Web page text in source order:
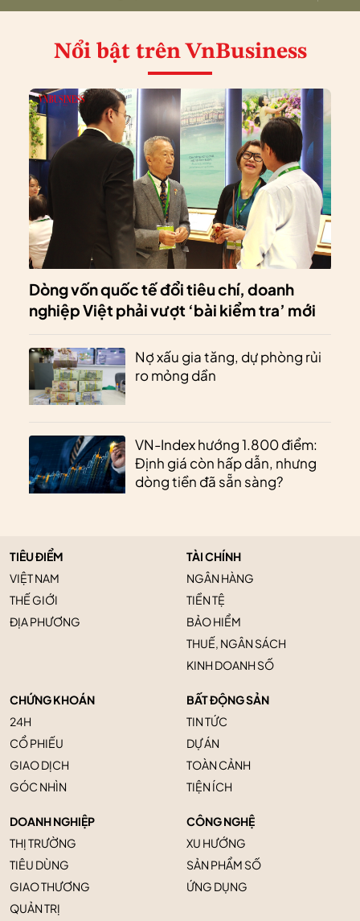
Nổi bật trên VnBusiness
Dòng vốn quốc tế đổi tiêu chí, doanh
nghiệp Việt phải vượt ‘bài kiểm tra’ mới
Nợ xấu gia tăng, dự phòng rủi
ro mỏng dần
VN-Index hướng 1.800 điểm:
Định giá còn hấp dẫn, nhưng
dòng tiền đã sẵn sàng?
TIÊU ĐIỂM
VIỆT NAM
THẾ GIỚI
ĐỊA PHƯƠNG
TÀI CHÍNH
NGÂN HÀNG
TIỀN TỆ
BẢO HIỂM
THUẾ, NGÂN SÁCH
KINH DOANH SỐ
CHỨNG KHOÁN
24H
CỔ PHIẾU
GIAO DỊCH
GÓC NHÌN
BẤT ĐỘNG SẢN
TIN TỨC
DỰ ÁN
TOÀN CẢNH
TIỆN ÍCH
DOANH NGHIỆP
THỊ TRƯỜNG
TIÊU DÙNG
GIAO THƯƠNG
QUẢN TRỊ
CÔNG NGHỆ
XU HƯỚNG
SẢN PHẨM SỐ
ỨNG DỤNG